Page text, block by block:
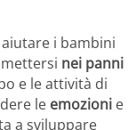
i bambini
nei panni
e le attività di
le emozioni e
a sviluppare